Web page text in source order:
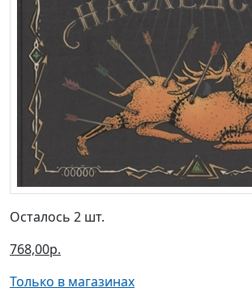
Осталось 2 шт.
768,00р.
Только в магазинах